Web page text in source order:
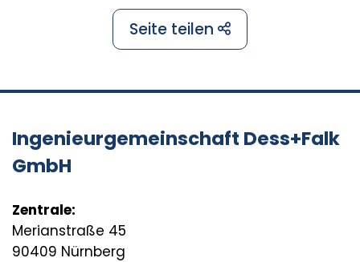
Seite teilen
Ingenieurgemeinschaft Dess+Falk
GmbH
Zentrale:
Merianstraße 45
90409 Nürnberg